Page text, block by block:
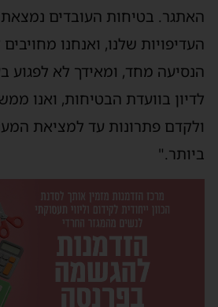
האתגר. בטיחות העובדים
העדיפויות שלנו, ואנחנו
הנסיעה מחד, ומאידך לא לפגוע
לדיון בוועדת הבטיחות, ואנו
ולקדם פתרונות עד למציאת
ביותר."